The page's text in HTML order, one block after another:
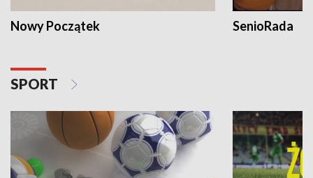
Nowy Początek SenioRada
SPORT